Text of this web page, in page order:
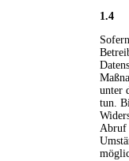
1.4
unter
tun.
Abruf